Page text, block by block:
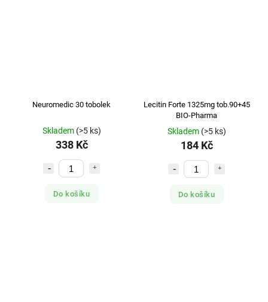
Neuromedic 30 tobolek
Skladem (>5 ks)
338 Kč
Do košíku
Lecitin Forte 1325mg tob.90+45
BIO-Pharma
Skladem (>5 ks)
184 Kč
Do košíku